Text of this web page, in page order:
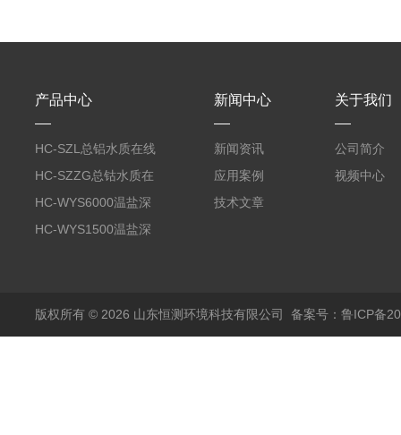
产品中心
HC-SZL总铝水质在线
分析仪
HC-SZZG总钴水质在
线分析仪
HC-WYS6000温盐深
分析仪
HC-WYS1500温盐深
新闻中心
新闻资讯
应用案例
技术文章
关于我们
公司简介
视频中心
版权所有 © 2026 山东恒测环境科技有限公司 备案号：鲁ICP备